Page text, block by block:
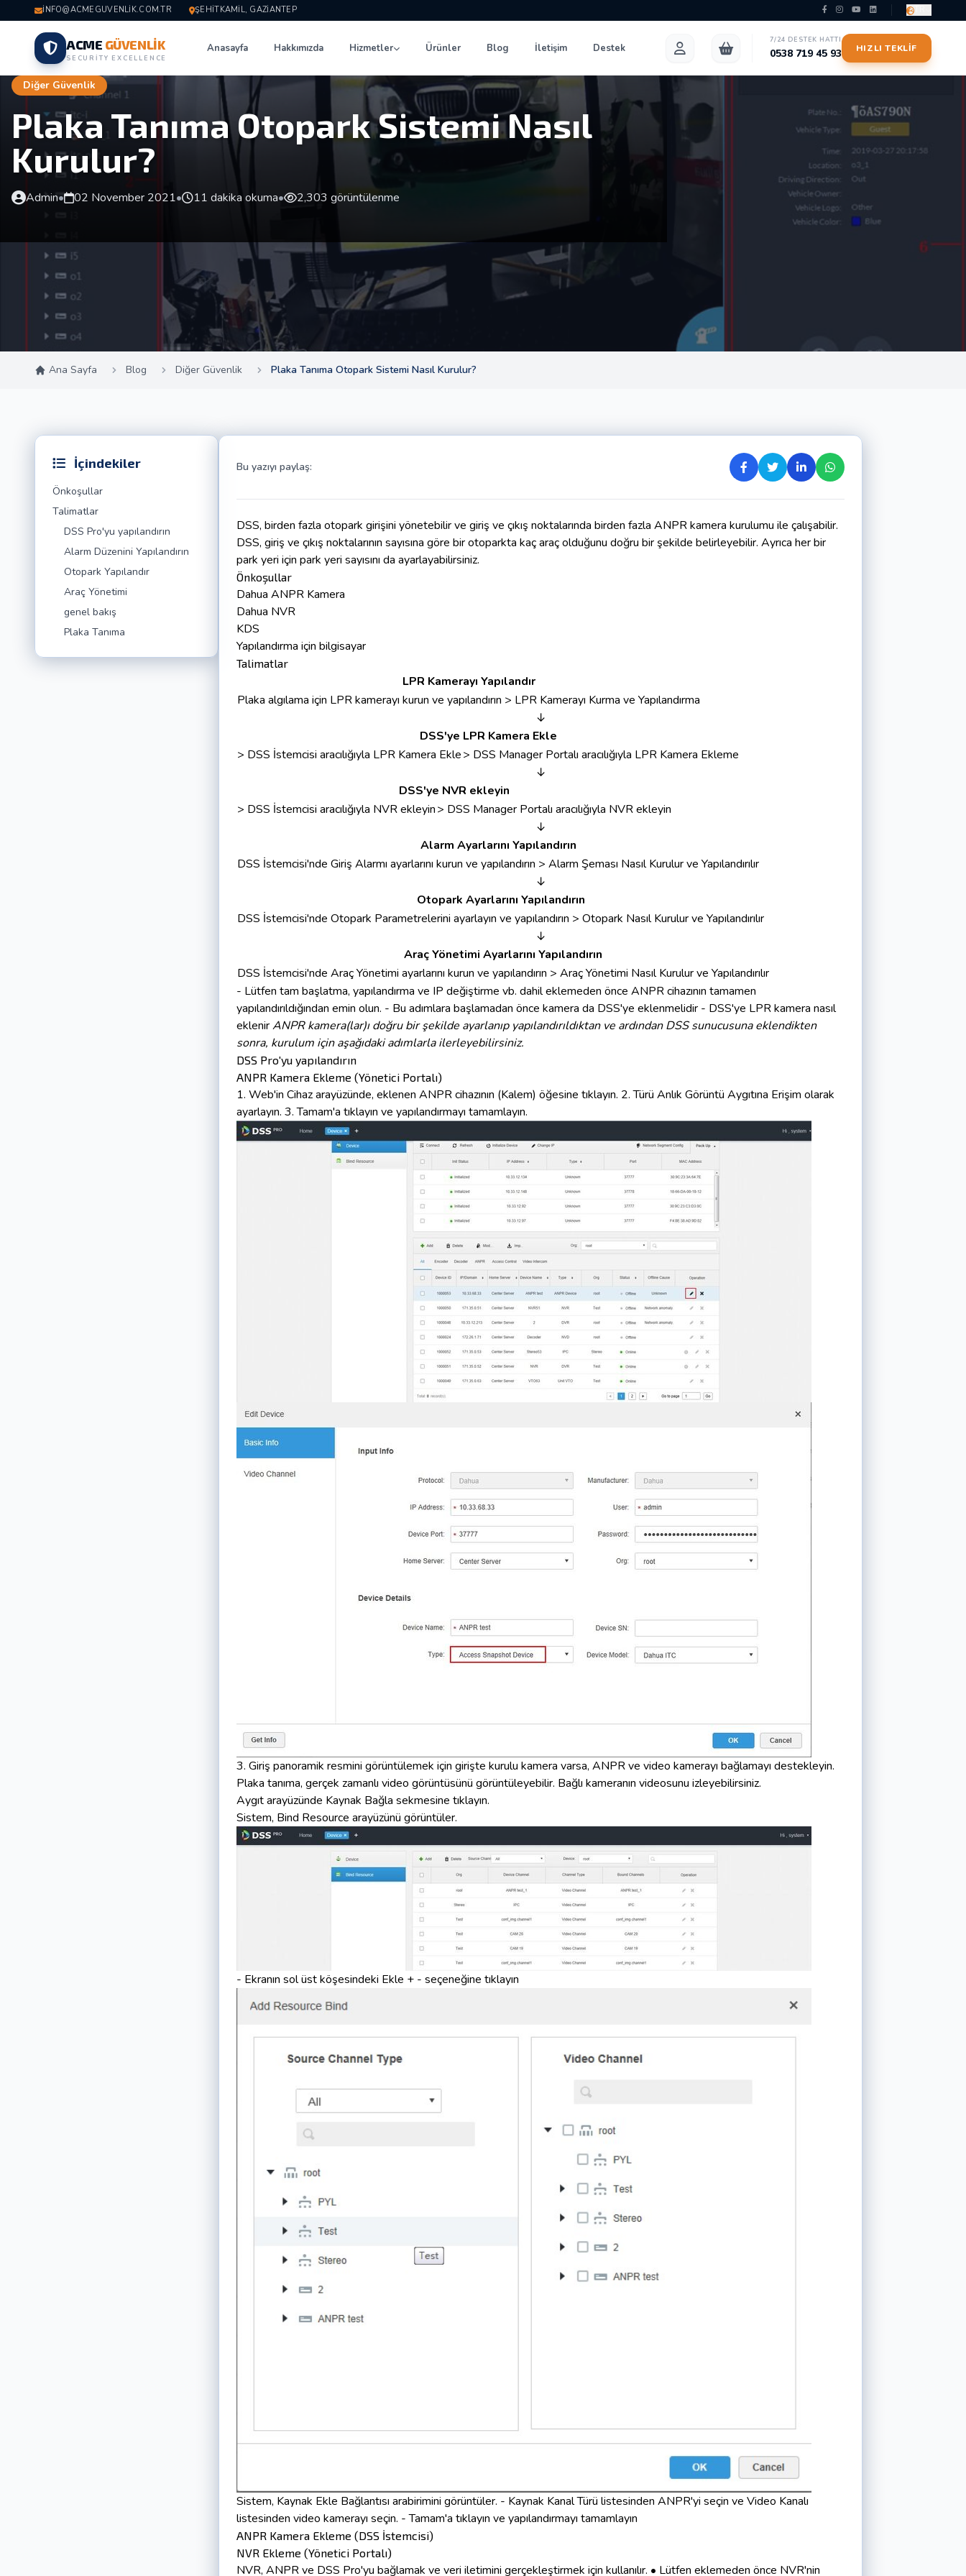
INFO@ACMEGUVENLIK.COM.TR ŞEHITKAMIL, GAZIANTEP
ACME GÜVENLİK
SECURITY EXCELLENCE
Anasayfa Hakkımızda Hizmetler Ürünler Blog İletişim Destek
7/24 DESTEK HATTI
0538 719 45 93 HIZLI TEKLIF
Diğer Güvenlik
Plaka Tanıma Otopark Sistemi Nasıl
Kurulur?
Admin• 02 November 2021• 11 dakika okuma• 2,303 görüntülenme
Ana Sayfa Blog Diğer Güvenlik Plaka Tanıma Otopark Sistemi Nasıl Kurulur?
İçindekiler
Önkoşullar
Talimatlar
DSS Pro'yu yapılandırın
Alarm Düzenini Yapılandırın
Otopark Yapılandır
Araç Yönetimi
genel bakış
Plaka Tanıma
Bu yazıyı paylaş:
DSS, birden fazla otopark girişini yönetebilir ve giriş ve çıkış noktalarında birden fazla ANPR kamera kurulumu ile çalışabilir.
DSS, giriş ve çıkış noktalarının sayısına göre bir otoparkta kaç araç olduğunu doğru bir şekilde belirleyebilir. Ayrıca her bir
park yeri için park yeri sayısını da ayarlayabilirsiniz.
Önkoşullar
Dahua ANPR Kamera
Dahua NVR
KDS
Yapılandırma için bilgisayar
Talimatlar
LPR Kamerayı Yapılandır
Plaka algılama için LPR kamerayı kurun ve yapılandırın > LPR Kamerayı Kurma ve Yapılandırma
↓
DSS'ye LPR Kamera Ekle
> DSS İstemcisi aracılığıyla LPR Kamera Ekle> DSS Manager Portalı aracılığıyla LPR Kamera Ekleme
↓
DSS'ye NVR ekleyin
> DSS İstemcisi aracılığıyla NVR ekleyin> DSS Manager Portalı aracılığıyla NVR ekleyin
↓
Alarm Ayarlarını Yapılandırın
DSS İstemcisi'nde Giriş Alarmı ayarlarını kurun ve yapılandırın > Alarm Şeması Nasıl Kurulur ve Yapılandırılır
↓
Otopark Ayarlarını Yapılandırın
DSS İstemcisi'nde Otopark Parametrelerini ayarlayın ve yapılandırın > Otopark Nasıl Kurulur ve Yapılandırılır
↓
Araç Yönetimi Ayarlarını Yapılandırın
DSS İstemcisi'nde Araç Yönetimi ayarlarını kurun ve yapılandırın > Araç Yönetimi Nasıl Kurulur ve Yapılandırılır
- Lütfen tam başlatma, yapılandırma ve IP değiştirme vb. dahil eklemeden önce ANPR cihazının tamamen
yapılandırıldığından emin olun. - Bu adımlara başlamadan önce kamera da DSS'ye eklenmelidir - DSS'ye LPR kamera nasıl
eklenirANPR kamera(lar)ı doğru bir şekilde ayarlanıp yapılandırıldıktan ve ardından DSS sunucusuna eklendikten
sonra, kurulum için aşağıdaki adımlarla ilerleyebilirsiniz.
DSS Pro'yu yapılandırın
ANPR Kamera Ekleme (Yönetici Portalı)
1. Web'in Cihaz arayüzünde, eklenen ANPR cihazının (Kalem) öğesine tıklayın. 2. Türü Anlık Görüntü Aygıtına Erişim olarak
ayarlayın. 3. Tamam'a tıklayın ve yapılandırmayı tamamlayın.
3. Giriş panoramik resmini görüntülemek için girişte kurulu kamera varsa, ANPR ve video kamerayı bağlamayı destekleyin.
Plaka tanıma, gerçek zamanlı video görüntüsünü görüntüleyebilir. Bağlı kameranın videosunu izleyebilirsiniz.
Aygıt arayüzünde Kaynak Bağla sekmesine tıklayın.
Sistem, Bind Resource arayüzünü görüntüler.
- Ekranın sol üst köşesindeki Ekle + - seçeneğine tıklayın
Sistem, Kaynak Ekle Bağlantısı arabirimini görüntüler. - Kaynak Kanal Türü listesinden ANPR'yi seçin ve Video Kanalı
listesinden video kamerayı seçin. - Tamam'a tıklayın ve yapılandırmayı tamamlayın
ANPR Kamera Ekleme (DSS İstemcisi)
NVR Ekleme (Yönetici Portalı)
NVR, ANPR ve DSS Pro'yu bağlamak ve veri iletimini gerçekleştirmek için kullanılır. • Lütfen eklemeden önce NVR'nin